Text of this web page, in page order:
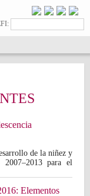
de
de la niñez y
2007–2013 para el
Elementos